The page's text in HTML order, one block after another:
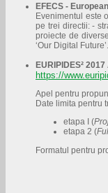
EFECS -
Evenimentul este
pe trei directii: -
proiecte de
‘Our Digital Future’.
EURIPIDES² 2017
https://
Apel pentru
Date limita pentru
etapa I (
etapa 2 (
Formatul pentru